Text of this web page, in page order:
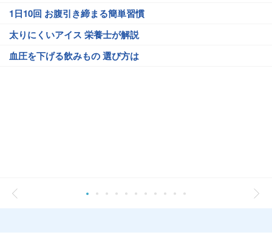
1日10回 お腹引き締まる簡単習慣
太りにくいアイス 栄養士が解説
血圧を下げる飲みもの 選び方は